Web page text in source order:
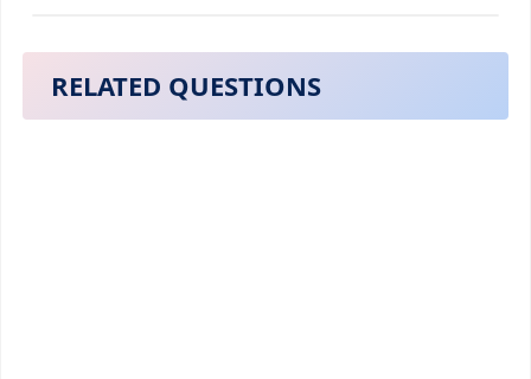
RELATED QUESTIONS